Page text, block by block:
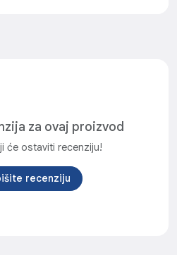
za ovaj proizvod
će ostaviti recenziju!
recenziju